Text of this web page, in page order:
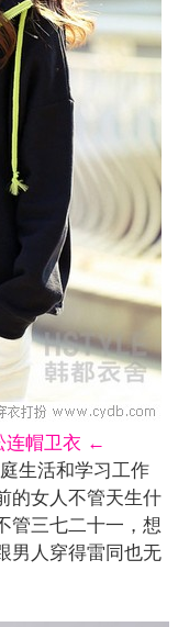
帽卫衣 ←
生活和学习工作
的女人不管天生什
管三七二十一，想
男人穿得雷同也无